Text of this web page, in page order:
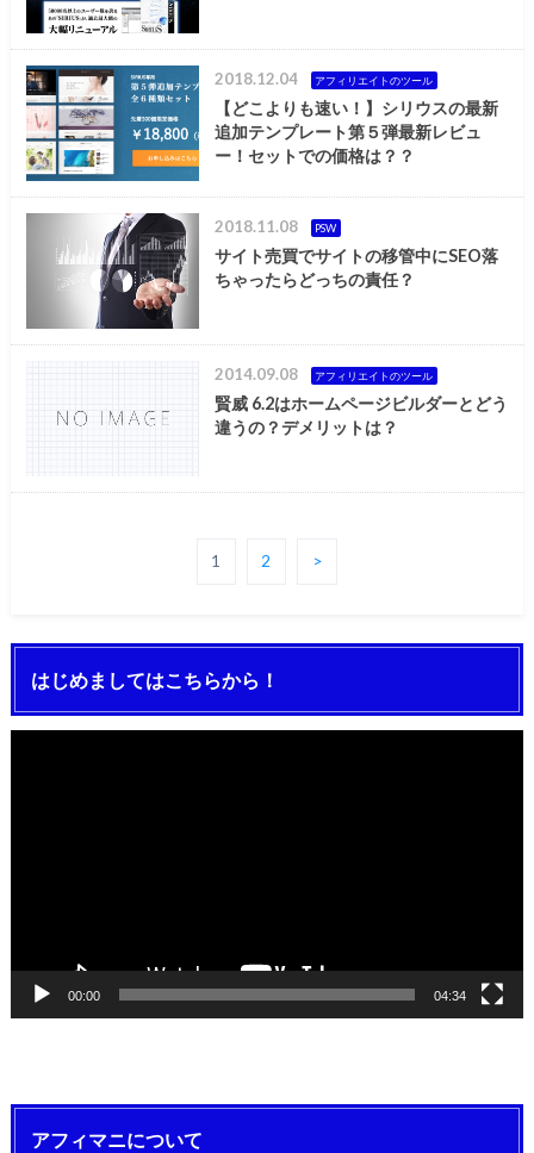
2018.12.04 アフィリエイトのツール
【どこよりも速い！】シリウスの最新
追加テンプレート第５弾最新レビュ
ー！セットでの価格は？？
2018.11.08 PSW
サイト売買でサイトの移管中にSEO落
ちゃったらどっちの責任？
2014.09.08 アフィリエイトのツール
賢威 6.2はホームページビルダーとどう
違うの？デメリットは？
1 2 >
はじめましてはこちらから！
00:00 04:34
アフィマニについて